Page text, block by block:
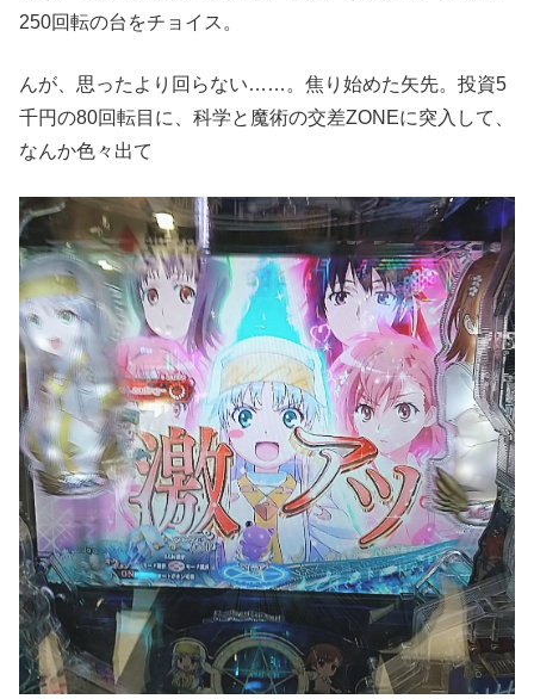
250回転の台をチョイス。
んが、思ったより回らない……。焦り始めた矢先。投資5
千円の80回転目に、科学と魔術の交差ZONEに突入して、
なんか色々出て